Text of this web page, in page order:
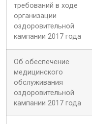
требований в ходе
организации
оздоровительной
кампании 2017 года
Об обеспечение
медицинского
обслуживания
оздоровительной
кампании 2017 года